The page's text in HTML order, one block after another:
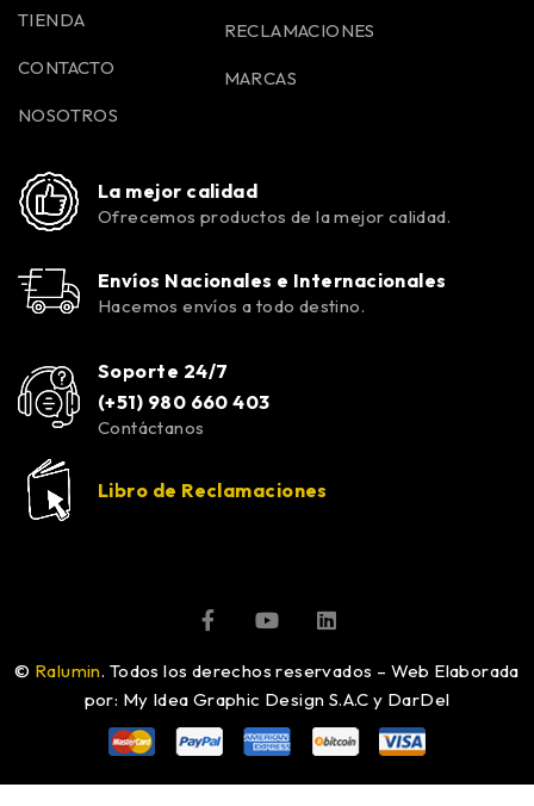
TIENDA
CONTACTO
NOSOTROS
RECLAMACIONES
MARCAS
La mejor calidad
Ofrecemos productos de la mejor calidad.
Envíos Nacionales e Internacionales
Hacemos envíos a todo destino.
Soporte 24/7
(+51) 980 660 403
Contáctanos
Libro de Reclamaciones
© Ralumin. Todos los derechos reservados – Web Elaborada
por: My Idea Graphic Design S.A.C y DarDel